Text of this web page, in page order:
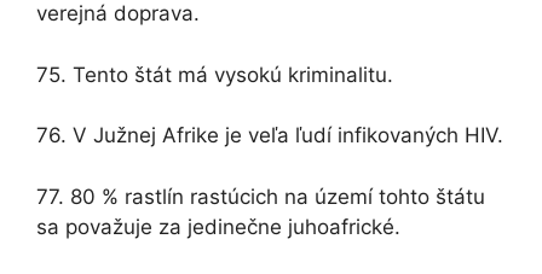
verejná doprava.
75. Tento štát má vysokú kriminalitu.
76. V Južnej Afrike je veľa ľudí infikovaných HIV.
77. 80 % rastlín rastúcich na území tohto štátu
sa považuje za jedinečne juhoafrické.